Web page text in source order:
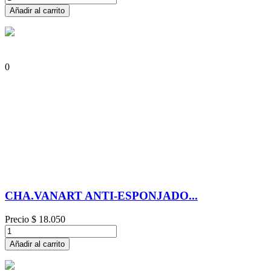
Añadir al carrito
0
CHA.VANART ANTI-ESPONJADO...
Precio $ 18.050
Añadir al carrito